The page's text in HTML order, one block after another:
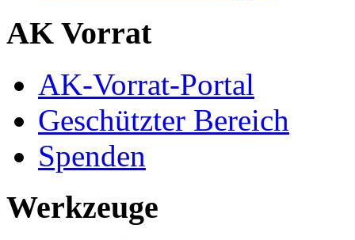
AK Vorrat
AK-Vorrat-Portal
Geschützter Bereich
Spenden
Werkzeuge